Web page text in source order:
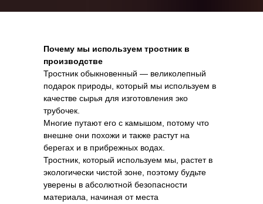
Почему мы используем тростник в
производстве
Тростник обыкновенный — великолепный
подарок природы, который мы используем в
качестве сырья для изготовления эко
трубочек.
Многие путают его с камышом, потому что
внешне они похожи и также растут на
берегах и в прибрежных водах.
Тростник, который используем мы, растет в
экологически чистой зоне, поэтому будьте
уверены в абсолютной безопасности
материала, начиная от места